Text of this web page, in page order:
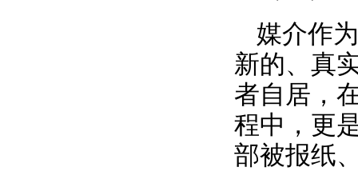
媒介作
新的、真
者自居，
程中，更
部被报纸